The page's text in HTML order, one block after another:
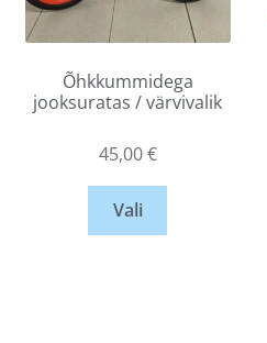
Õhkkummidega
jooksuratas / värvivalik
45,00€
Vali